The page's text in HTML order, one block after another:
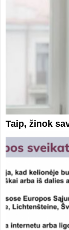
Taip, žinok